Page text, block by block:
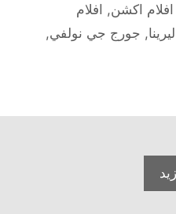
افلام اكشن, افلام
, جورج جي نولفي,